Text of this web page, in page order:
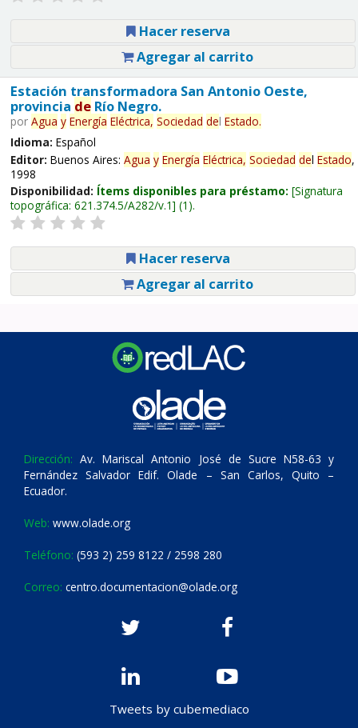
Hacer reserva
Agregar al carrito
Estación transformadora San Antonio Oeste,
provincia deRío Negro.
por Agua y Energía Eléctrica, Sociedad del Estado.
Idioma: Español
Editor: Buenos Aires: Agua y Energía Eléctrica, Sociedad del Estado,
1998
Disponibilidad: Ítems disponibles para préstamo: Signatura
topográfica: 621.374.5/A282/v.1 (1).
Hacer reserva
Agregar al carrito
Dirección: Av. Mariscal Antonio José de Sucre N58-63 y
Fernández Salvador Edif. Olade – San Carlos, Quito –
Ecuador.
Web: www.olade.org
Teléfono: (593 2) 259 8122 / 2598 280
Correo: centro.documentacion@olade.org
Tweets by cubemediaco